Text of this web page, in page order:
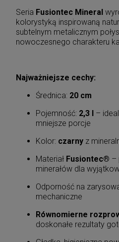
Seria Fusiontec Mineral
kolorystyką inspirowaną
subtelnym metalicznym
nowoczesnego charakteru
Najważniejsze cechy:
Średnica: 20 cm
Pojemność: 2,3 l
–
mniejsze porcje
Kolor: czarny z
Materiał Fusiontec® –
minerałów dla
Odporność na
mechaniczne
Równomierne
doskonałe rezultaty